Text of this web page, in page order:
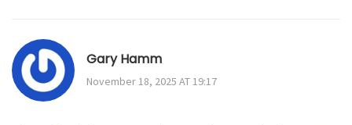
Gary Hamm
November 18, 2025 AT 19:17